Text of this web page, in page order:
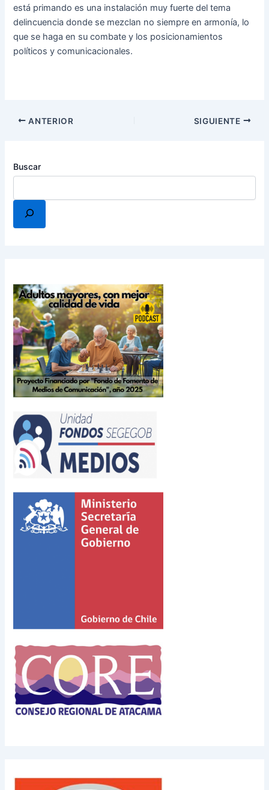
está primando es una instalación muy fuerte del tema
delincuencia donde se mezclan no siempre en armonía, lo
que se haga en su combate y los posicionamientos
políticos y comunicacionales.
ANTERIOR SIGUIENTE
Buscar